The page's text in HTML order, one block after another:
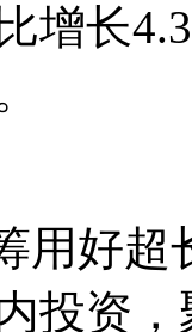
增长
用好
投资